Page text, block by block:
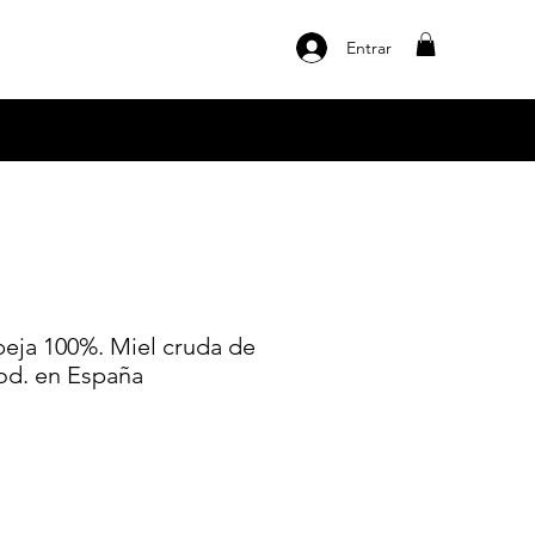
Entrar
100%. Miel cruda de
en España